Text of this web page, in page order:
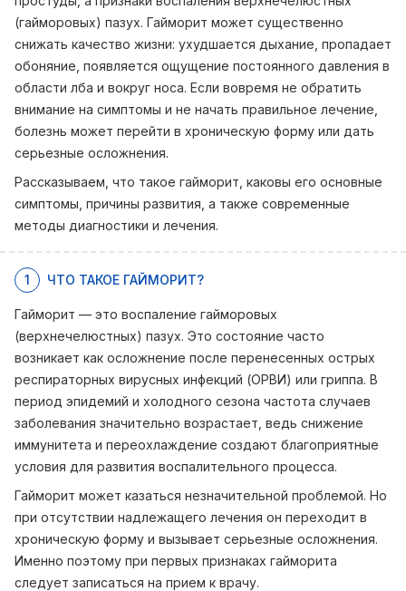
(гайморовых) пазух. Гайморит может существенно
снижать качество жизни: ухудшается дыхание, пропадает
обоняние, появляется ощущение постоянного давления в
области лба и вокруг носа. Если вовремя не обратить
внимание на симптомы и не начать правильное лечение,
болезнь может перейти в хроническую форму или дать
серьезные осложнения.
Рассказываем, что такое гайморит, каковы его основные
симптомы, причины развития, а также современные
методы диагностики и лечения.
1 ЧТО ТАКОЕ ГАЙМОРИТ?
Гайморит — это воспаление гайморовых
(верхнечелюстных) пазух. Это состояние часто
возникает как осложнение после перенесенных острых
респираторных вирусных инфекций (ОРВИ) или гриппа. В
период эпидемий и холодного сезона частота случаев
заболевания значительно возрастает, ведь снижение
иммунитета и переохлаждение создают благоприятные
условия для развития воспалительного процесса.
Гайморит может казаться незначительной проблемой. Но
при отсутствии надлежащего лечения он переходит в
хроническую форму и вызывает серьезные осложнения.
Именно поэтому при первых признаках гайморита
следует записаться на прием к врачу.